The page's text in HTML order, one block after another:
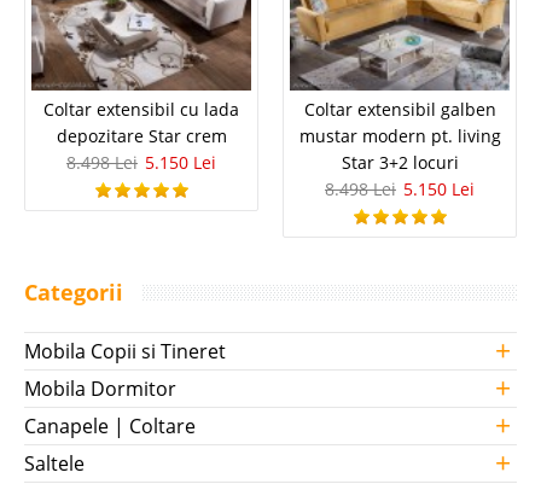
Coltar extensibil cu lada
depozitare Star crem
8.498 Lei 5.150 Lei
Coltar extensibil galben
mustar modern pt. living
Star 3+2 locuri
8.498 Lei 5.150 Lei
Categorii
Mobila Copii si Tineret +
Mobila Dormitor +
Canapele | Coltare +
Saltele +